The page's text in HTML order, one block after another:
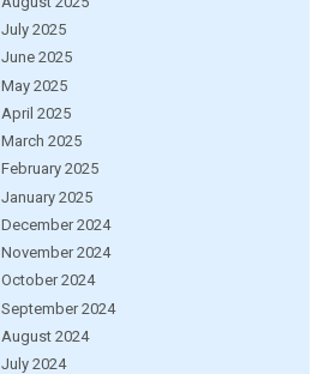
July 2025
June 2025
May 2025
April 2025
March 2025
February 2025
January 2025
December 2024
November 2024
October 2024
September 2024
August 2024
July 2024